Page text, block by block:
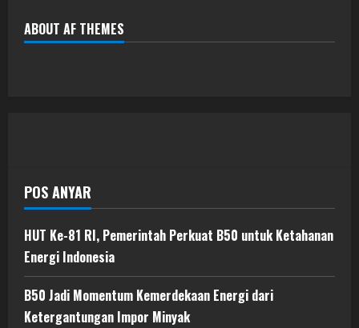
ABOUT AF THEMES
POS ANYAR
HUT Ke-81 RI, Pemerintah Perkuat B50 untuk Ketahanan
Energi Indonesia
B50 Jadi Momentum Kemerdekaan Energi dari
Ketergantungan Impor Minyak